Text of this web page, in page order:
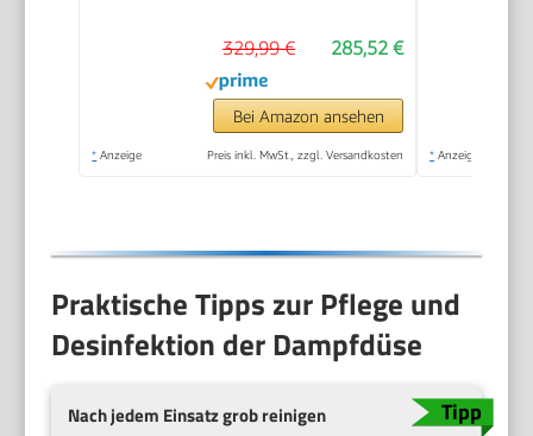
inkl.
Bodenreinigungsset
EasyFix, Düsen,
Mikrofaser-Überzug
285,52 €
329,99 €
Bei Amazon ansehen
* Anzeige Preis inkl. MwSt., zzgl. Versandkosten * Anzeige
Praktische Tipps zur Pflege und
Desinfektion der Dampfdüse
Nach jedem Einsatz grob reinigen